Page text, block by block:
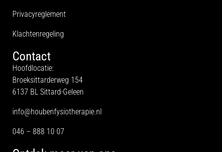
Privacyreglement
Klachtenregeling
Contact
Hoofdlocatie:
Broeksittarderweg 154
6137 BL Sittard-Geleen
info@houbenfysiotherapie.nl
046 – 888 10 07